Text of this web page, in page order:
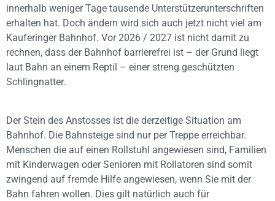
innerhalb weniger Tage tausende Unterstützerunterschriften
erhalten hat. Doch ändern wird sich auch jetzt nicht viel am
Kauferinger Bahnhof. Vor 2026 / 2027 ist nicht damit zu
rechnen, dass der Bahnhof barrierefrei ist – der Grund liegt
laut Bahn an einem Reptil – einer streng geschützten
Schlingnatter.
Der Stein des Anstosses ist die derzeitige Situation am
Bahnhof. Die Bahnsteige sind nur per Treppe erreichbar.
Menschen die auf einen Rollstuhl angewiesen sind, Familien
mit Kinderwagen oder Senioren mit Rollatoren sind somit
zwingend auf fremde Hilfe angewiesen, wenn Sie mit der
Bahn fahren wollen. Dies gilt natürlich auch für